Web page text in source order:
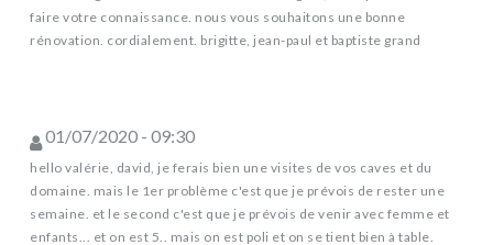
faire votre connaissance. nous vous souhaitons une bonne
rénovation. cordialement. brigitte, jean-paul et baptiste grand
01/07/2020 - 09:30
hello valérie, david, je ferais bien une visites de vos caves et du
domaine. mais le 1er problème c'est que je prévois de rester une
semaine. et le second c'est que je prévois de venir avec femme et
enfants... et on est 5.. mais on est poli et on se tient bien à table.